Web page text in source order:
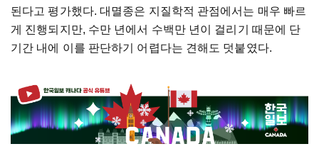
된다고 평가했다. 대멸종은 지질학적 관점에서는 매우 빠르
게 진행되지만, 수만 년에서 수백만 년이 걸리기 때문에 단
기간 내에 이를 판단하기 어렵다는 견해도 덧붙였다.